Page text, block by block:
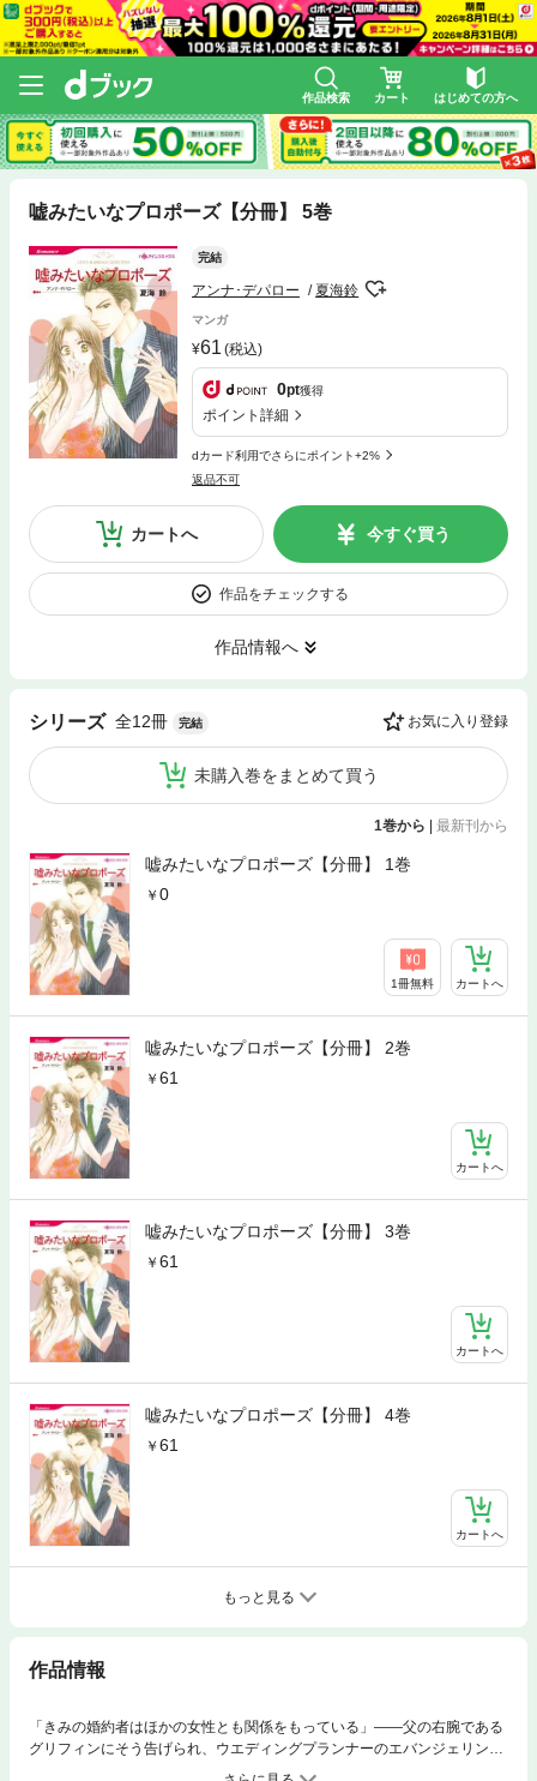
作品検索 カート はじめての方へ
嘘みたいなプロポーズ【分冊】 5巻
完結
アンナ･デパロー 夏海鈴
マンガ
61 (税込)
0pt獲得
ポイント詳細
dカード利用でさらにポイント+2%
返品不可
カートへ 今すぐ買う
作品をチェックする
作品情報へ
シリーズ 全12冊 完結 お気に入り登録
未購入巻をまとめて買う
1巻から 最新刊から
嘘みたいなプロポーズ【分冊】 1巻
0
1冊無料 カートへ
嘘みたいなプロポーズ【分冊】 2巻
61
カートへ
嘘みたいなプロポーズ【分冊】 3巻
61
カートへ
嘘みたいなプロポーズ【分冊】 4巻
61
カートへ
もっと見る
作品情報
「きみの婚約者はほかの女性とも関係をもっている」――父の右腕である
グリフィンにそう告げられ、ウエディングプランナーのエバンジェリンは
言葉を失った。結局今度の男性も、不動産会社社長を父にもつ彼女の資産